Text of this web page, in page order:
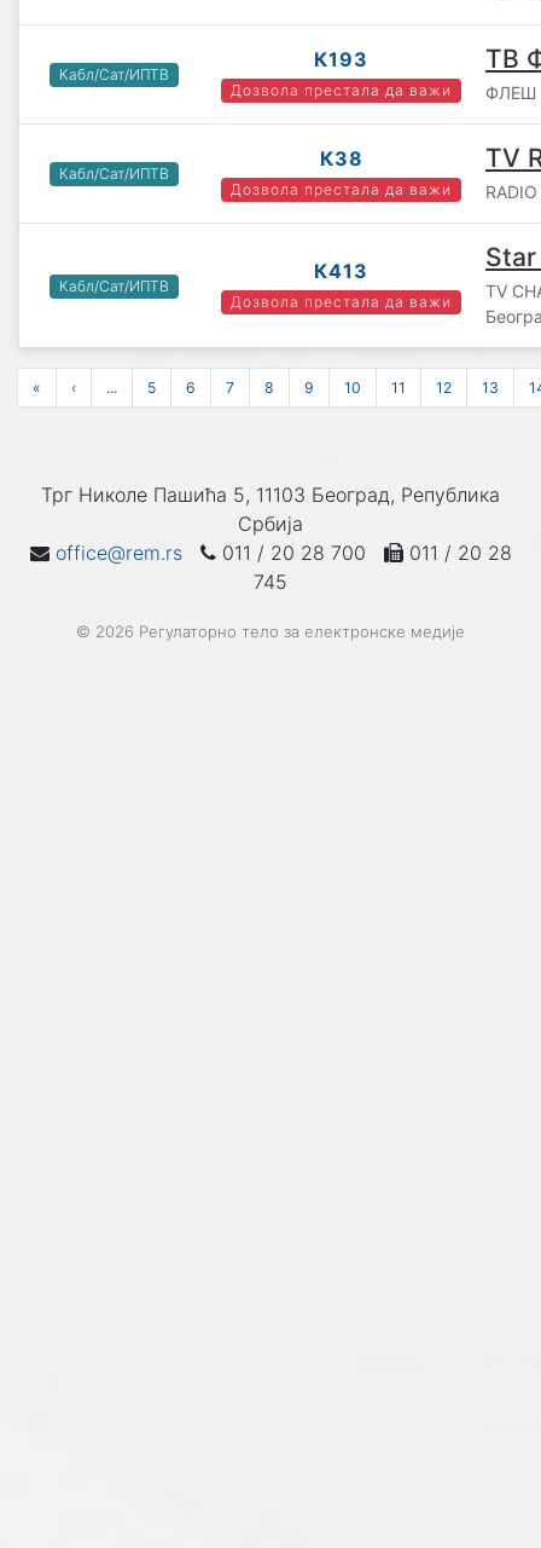
Кабл/Сат/ИПТВ
К193
Дозвола престала да важи
ТВ
ФЛЕШ
Кабл/Сат/ИПТВ
К38
Дозвола престала да важи
TV
Кабл/Сат/ИПТВ
К413
Дозвола престала да важи
TV
« ‹ ... 5 6 7 8 9 10 11 12 13
Трг Николе Пашића 5, 11103 Београд, Република
Србија
office@rem.rs
011 / 20 28 700
011 / 20 28
745
© 2026 Регулаторно тело за електронске медије